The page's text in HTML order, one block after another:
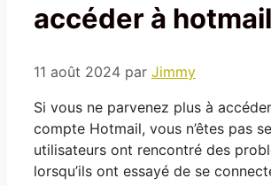
accéder à
11 août 2024 par Jimmy
Si vous ne parvenez plus à
compte Hotmail, vous n’êtes pas
utilisateurs ont rencontré des
lorsqu’ils ont essayé de se